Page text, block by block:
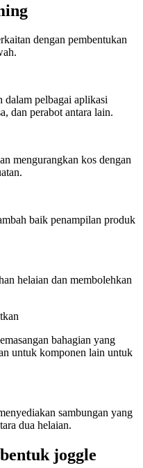
dengan pembentukan
dalam pelbagai aplikasi
dan perabot antara lain.
mengurangkan kos dengan
baik penampilan produk
helaian dan membolehkan
bahagian yang
untuk komponen lain untuk
sambungan yang
dua helaian.
joggle